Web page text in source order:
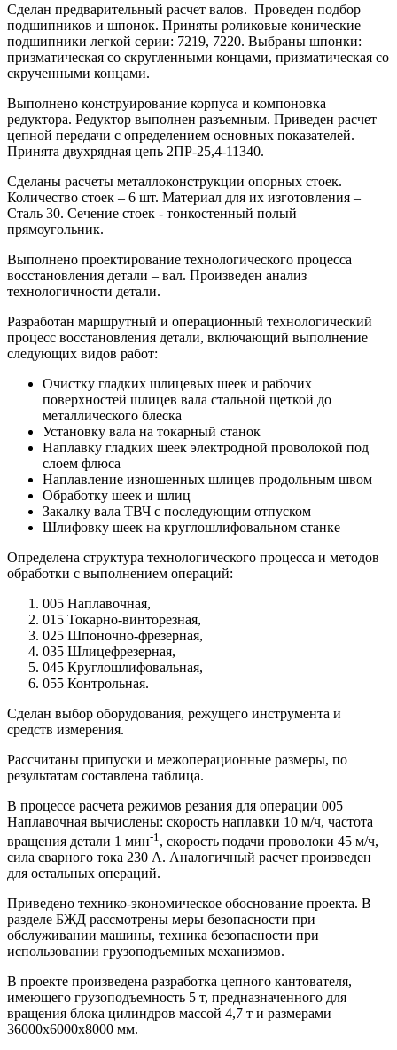
Сделан предварительный расчет валов. Проведен подбор
подшипников и шпонок. Приняты роликовые конические
подшипники легкой серии: 7219, 7220. Выбраны шпонки:
призматическая со скругленными концами, призматическая со
скрученными концами.
Выполнено конструирование корпуса и компоновка
редуктора. Редуктор выполнен разъемным. Приведен расчет
цепной передачи с определением основных показателей.
Принята двухрядная цепь 2ПР-25,4-11340.
Сделаны расчеты металлоконструкции опорных стоек.
Количество стоек – 6 шт. Материал для их изготовления –
Сталь 30. Сечение стоек - тонкостенный полый
прямоугольник.
Выполнено проектирование технологического процесса
восстановления детали – вал. Произведен анализ
технологичности детали.
Разработан маршрутный и операционный технологический
процесс восстановления детали, включающий выполнение
следующих видов работ:
Очистку гладких шлицевых шеек и рабочих
поверхностей шлицев вала стальной щеткой до
металлического блеска
Установку вала на токарный станок
Наплавку гладких шеек электродной проволокой под
слоем флюса
Наплавление изношенных шлицев продольным швом
Обработку шеек и шлиц
Закалку вала ТВЧ с последующим отпуском
Шлифовку шеек на круглошлифовальном станке
Определена структура технологического процесса и методов
обработки с выполнением операций:
005 Наплавочная,
015 Токарно-винторезная,
025 Шпоночно-фрезерная,
035 Шлицефрезерная,
045 Круглошлифовальная,
055 Контрольная.
Сделан выбор оборудования, режущего инструмента и
средств измерения.
Рассчитаны припуски и межоперационные размеры, по
результатам составлена таблица.
В процессе расчета режимов резания для операции 005
Наплавочная вычислены: скорость наплавки 10 м/ч, частота
вращения детали 1 мин-1 , скорость подачи проволоки 45 м/ч,
сила сварного тока 230 А. Аналогичный расчет произведен
для остальных операций.
Приведено технико-экономическое обоснование проекта. В
разделе БЖД рассмотрены меры безопасности при
обслуживании машины, техника безопасности при
использовании грузоподъемных механизмов.
В проекте произведена разработка цепного кантователя,
имеющего грузоподъемность 5 т, предназначенного для
вращения блока цилиндров массой 4,7 т и размерами
36000х6000х8000 мм.